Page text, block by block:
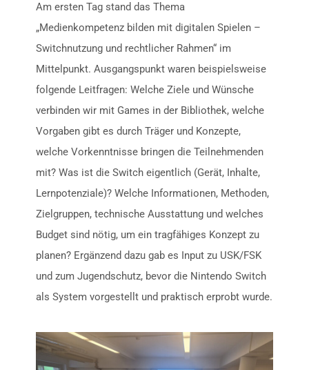
Am ersten Tag stand das Thema
„Medienkompetenz bilden mit digitalen Spielen –
Switchnutzung und rechtlicher Rahmen“ im
Mittelpunkt. Ausgangspunkt waren beispielsweise
folgende Leitfragen: Welche Ziele und Wünsche
verbinden wir mit Games in der Bibliothek, welche
Vorgaben gibt es durch Träger und Konzepte,
welche Vorkenntnisse bringen die Teilnehmenden
mit? Was ist die Switch eigentlich (Gerät, Inhalte,
Lernpotenziale)? Welche Informationen, Methoden,
Zielgruppen, technische Ausstattung und welches
Budget sind nötig, um ein tragfähiges Konzept zu
planen? Ergänzend dazu gab es Input zu USK/FSK
und zum Jugendschutz, bevor die Nintendo Switch
als System vorgestellt und praktisch erprobt wurde.